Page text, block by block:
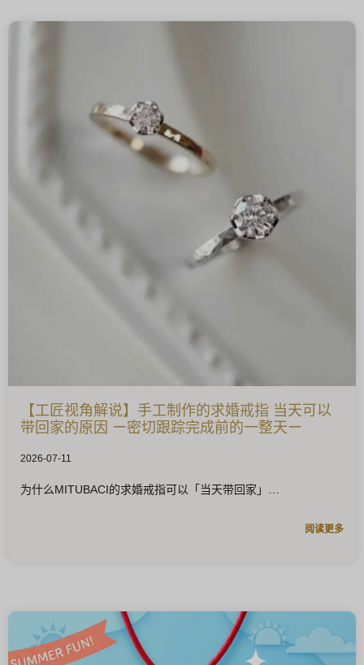
【工匠视角解说】手工制作的求婚戒指 当天可以
带回家的原因 ー密切跟踪完成前的一整天ー
2026-07-11
为什么MITUBACI的求婚戒指可以「当天带回家」
阅读更多